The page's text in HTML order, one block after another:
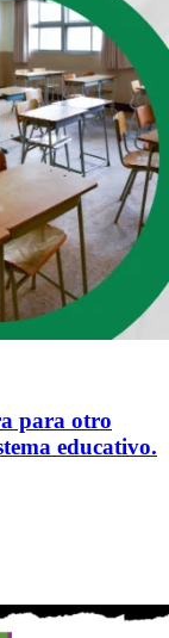
para otro
educativo.